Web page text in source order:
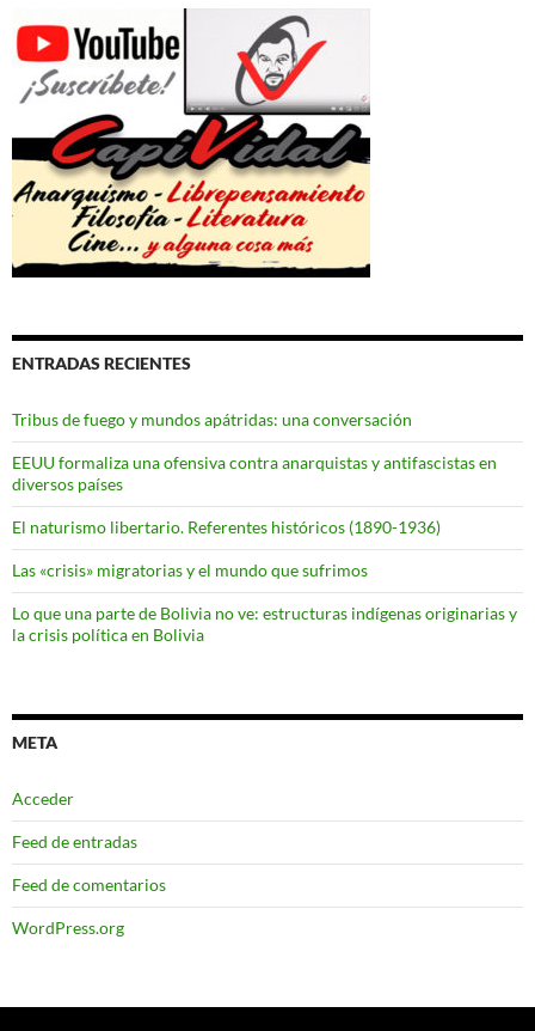
ENTRADAS RECIENTES
Tribus de fuego y mundos apátridas: una conversación
EEUU formaliza una ofensiva contra anarquistas y antifascistas en
diversos países
El naturismo libertario. Referentes históricos (1890-1936)
Las «crisis» migratorias y el mundo que sufrimos
Lo que una parte de Bolivia no ve: estructuras indígenas originarias y
la crisis política en Bolivia
META
Acceder
Feed de entradas
Feed de comentarios
WordPress.org